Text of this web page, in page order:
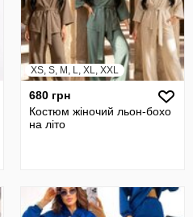
XS, S, M, L, XL, XXL
680 грн
Костюм жіночий льон-бохо
на літо